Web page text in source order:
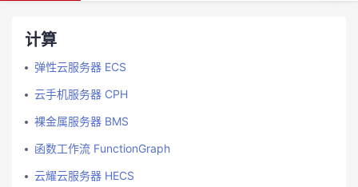
计算
弹性云服务器 ECS
云手机服务器 CPH
裸金属服务器 BMS
函数工作流 FunctionGraph
云耀云服务器 HECS